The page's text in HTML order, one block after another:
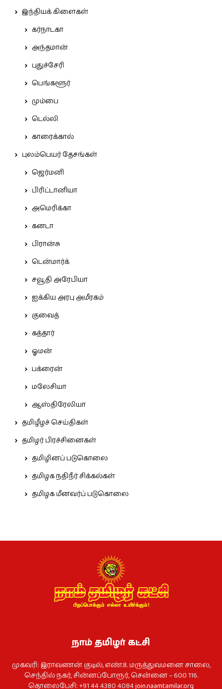
இந்தியக் கிளைகள்
கர்நாடகா
அந்தமான்
புதுச்சேரி
பெங்களூர்
மும்பை
டெல்லி
காரைக்கால்
புலம்பெயர் தேசங்கள்
ஜெர்மனி
பிரிட்டானியா
அமெரிக்கா
கனடா
பிரான்சு
டென்மார்க்
சவூதி அரேபியா
ஐக்கிய அரபு அமீரகம்
குவைத்
கத்தார்
ஓமன்
பக்ரைன்
மலேசியா
ஆஸ்திரேலியா
தமிழீழச் செய்திகள்
தமிழர் பிரச்சினைகள்
தமிழினப் படுகொலை
தமிழக நதிநீர் சிக்கல்கள்
தமிழக மீனவர்ப் படுகொலை
நாம் தமிழர் கட்சி
முகவரி: இராவணன் குடில், எண்.8. மருத்துவமனை சாலை,
செந்தில் நகர், சின்னப்போரூர், சென்னை – 600 116.
தொலைபேசி: +91 44 4380 4084join.naamtamilar.org